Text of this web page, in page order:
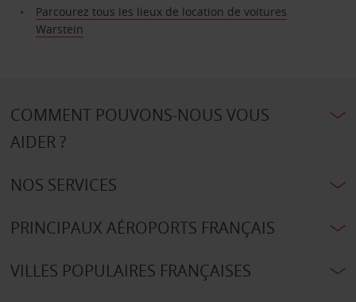
Parcourez tous les lieux de location de voitures
Warstein
COMMENT POUVONS-NOUS VOUS
AIDER ?
NOS SERVICES
PRINCIPAUX AÉROPORTS FRANÇAIS
VILLES POPULAIRES FRANÇAISES